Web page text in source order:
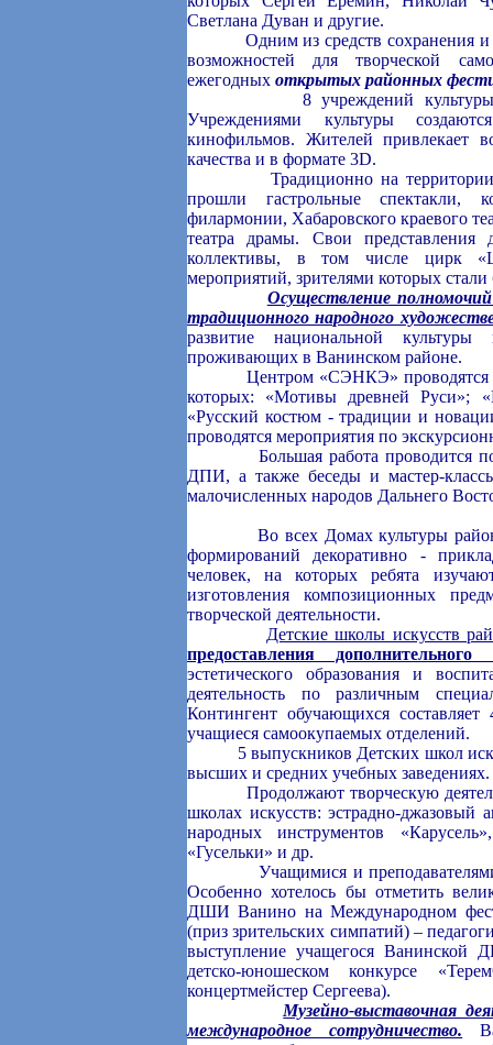
Светлана Дуван и другие.
Одним из средств сохранения и
возможностей для творческой
ежегодных открытых районных
8 учреждений культуры
Учреждениями культуры
кинофильмов. Жителей привлекает
качества и в формате 3D.
Традиционно на территории
прошли гастрольные спектакли,
филармонии, Хабаровского краевого
театра драмы. Свои представления
коллективы, в том числе цирк
мероприятий, зрителями которых стали
Осуществление
традиционного народного
развитие национальной
проживающих в Ванинском районе.
Центром «СЭНКЭ» проводятся
которых: «Мотивы древней Руси»;
«Русский костюм - традиции и
проводятся мероприятия по
Большая работа проводится по
ДПИ, а также беседы и мастер-
малочисленных народов Дальнего
Во всех Домах культуры района
формирований декоративно -
человек, на которых ребята
изготовления композиционных
творческой деятельности.
Детские школы искусств
предоставления
эстетического образования и
деятельность по различным
Контингент обучающихся
учащиеся самоокупаемых отделений.
5 выпускников Детских школ
высших и средних учебных заведениях.
Продолжают творческую
школах искусств: эстрадно-джазовый
народных инструментов
«Гусельки» и др.
Учащимися и преподавателями
Особенно хотелось бы отметить
ДШИ Ванино на Международном
(приз зрительских симпатий) –
выступление учащегося
детско-юношеском конкурсе
концертмейстер Сергеева).
Музейно-выставочная
международное сотрудничество.